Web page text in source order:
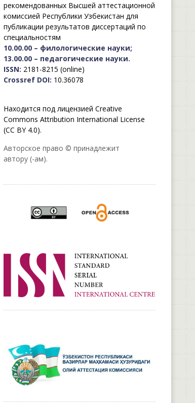
рекомендованных Высшей аттестационной
комиссией Республики Узбекистан для
публикации результатов диссертаций по
специальностям
10.00.00 – филологические науки;
13.00.00 – педагогические науки.
ISSN: 2181-8215 (online)
Crossref DOI: 10.36078
Находится под лицензией Creative
Commons Attribution International License
(CC BY 4.0).
Авторское право © принадлежит
автору (-ам).